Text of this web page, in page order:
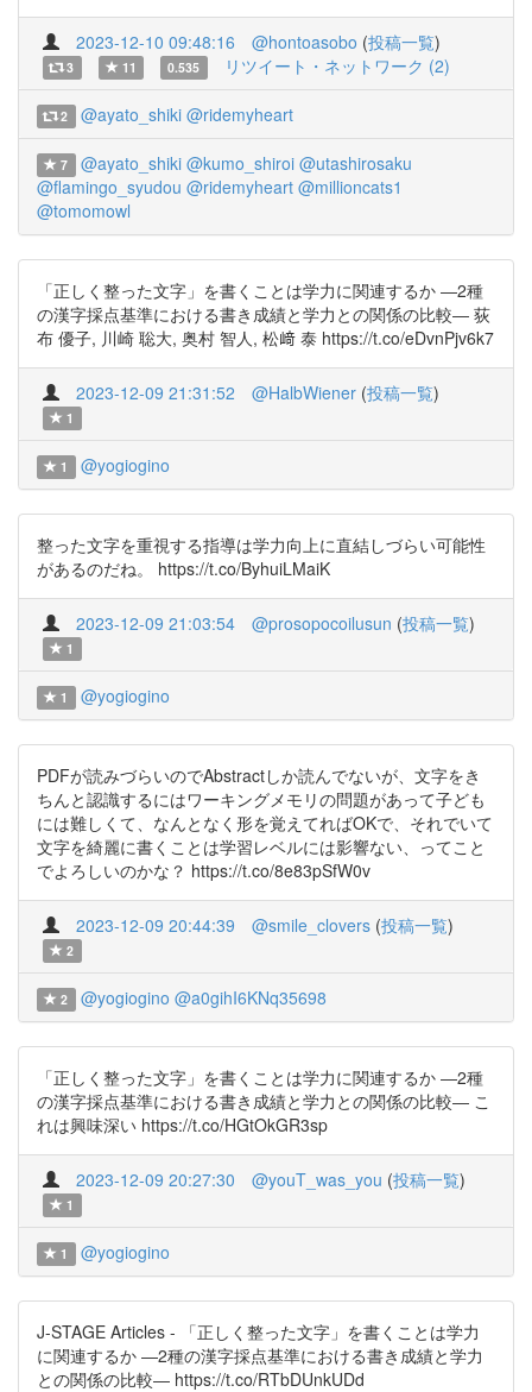
2023-12-10 09:48:16 @hontoasobo (投稿一覧)
3 11 0.535 リツイート・ネットワーク (2)
2 @ayato_shiki @ridemyheart
7 @ayato_shiki @kumo_shiroi @utashirosaku
@flamingo_syudou @ridemyheart @millioncats1
@tomomowl
「正しく整った文字」を書くことは学力に関連するか ―2種
の漢字採点基準における書き成績と学力との関係の比較― 荻
布 優子, 川崎 聡大, 奥村 智人, 松﨑 泰 https://t.co/eDvnPjv6k7
2023-12-09 21:31:52 @HalbWiener (投稿一覧)
1
1 @yogiogino
整った文字を重視する指導は学力向上に直結しづらい可能性
があるのだね。 https://t.co/ByhuiLMaiK
2023-12-09 21:03:54 @prosopocoilusun (投稿一覧)
1
1 @yogiogino
PDFが読みづらいのでAbstractしか読んでないが、文字をき
ちんと認識するにはワーキングメモリの問題があって子ども
には難しくて、なんとなく形を覚えてればOKで、それでいて
文字を綺麗に書くことは学習レベルには影響ない、ってこと
でよろしいのかな？ https://t.co/8e83pSfW0v
2023-12-09 20:44:39 @smile_clovers (投稿一覧)
2
2 @yogiogino @a0gihI6KNq35698
「正しく整った文字」を書くことは学力に関連するか ―2種
の漢字採点基準における書き成績と学力との関係の比較― こ
れは興味深い https://t.co/HGtOkGR3sp
2023-12-09 20:27:30 @youT_was_you (投稿一覧)
1
1 @yogiogino
J-STAGE Articles - 「正しく整った文字」を書くことは学力
に関連するか ―2種の漢字採点基準における書き成績と学力
との関係の比較― https://t.co/RTbDUnkUDd